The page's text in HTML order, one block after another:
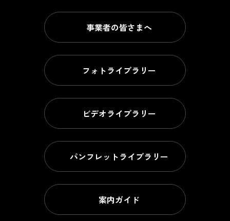
事業者の皆さまへ
フォトライブラリー
ビデオライブラリー
パンフレットライブラリー
案内ガイド